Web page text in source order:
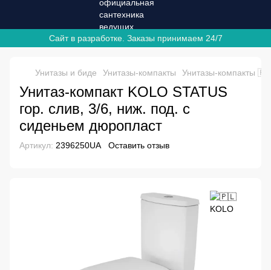
Сайт в разработке. Заказы принимаем 24/7
Унитазы и биде Унитазы-компакты Унитазы-компакты
Унитаз-компакт KOLO STATUS
гор. слив, 3/6, ниж. под. с
сиденьем дюропласт
Артикул: 2396250UA Оставить отзыв